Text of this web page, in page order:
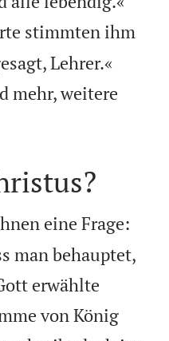
stimmten ihm
Lehrer.«
mehr, weitere
eine Frage:
man behauptet,
erwählte
von König